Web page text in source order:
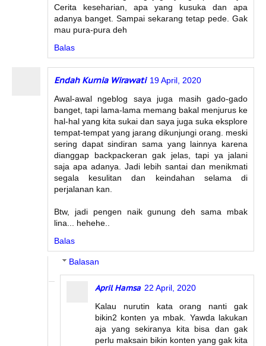
Cerita keseharian, apa yang kusuka dan apa
adanya banget. Sampai sekarang tetap pede. Gak
mau pura-pura deh
Balas
Endah Kurnia Wirawati 19 April, 2020
Awal-awal ngeblog saya juga masih gado-gado
banget, tapi lama-lama memang bakal menjurus ke
hal-hal yang kita sukai dan saya juga suka eksplore
tempat-tempat yang jarang dikunjungi orang. meski
sering dapat sindiran sama yang lainnya karena
dianggap backpackeran gak jelas, tapi ya jalani
saja apa adanya. Jadi lebih santai dan menikmati
segala kesulitan dan keindahan selama di
perjalanan kan.
Btw, jadi pengen naik gunung deh sama mbak
lina... hehehe..
Balas
Balasan
April Hamsa 22 April, 2020
Kalau nurutin kata orang nanti gak
bikin2 konten ya mbak. Yawda lakukan
aja yang sekiranya kita bisa dan gak
perlu maksain bikin konten yang gak kita